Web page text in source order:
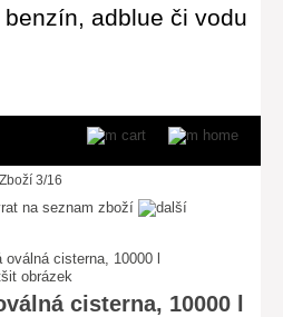
adblue či vodu
Zboží 3/16
obrázek
cisterna, 10000 l